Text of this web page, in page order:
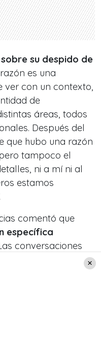
su despido de
es una
ver con un contexto,
de
áreas, todos
Después del
que hubo una razón
tampoco el
ni a mí ni al
estamos
comentó que
específica
conversaciones